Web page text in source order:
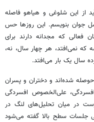
از این شلوغی و هیاهو فاصله
جوان بنویسم. این روزها حس
که مجدانه دارند برای
که نمی‌افتد، هر چهار سال، نه،
سال یک بار می‌افتد.
شده‌اند و دختران و پسران
علی‌الخصوص افسردگی
در میان تحلیل‌های لنگ در
جلسات سطح بالا گفته می‌شود